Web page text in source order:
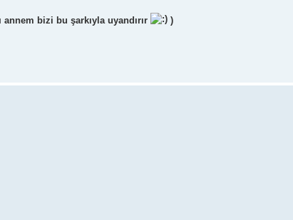
annem bizi bu şarkıyla uyandırır
)